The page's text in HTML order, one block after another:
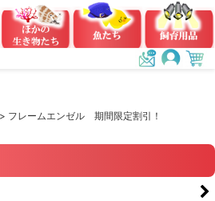
> フレームエンゼル 期間限定割引！